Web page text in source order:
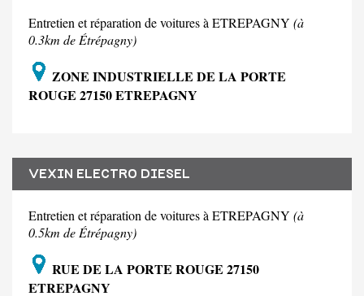
Entretien et réparation de voitures à ETREPAGNY (à
0.3km de Étrépagny)
ZONE INDUSTRIELLE DE LA PORTE
ROUGE 27150 ETREPAGNY
VEXIN ELECTRO DIESEL
Entretien et réparation de voitures à ETREPAGNY (à
0.5km de Étrépagny)
RUE DE LA PORTE ROUGE 27150
ETREPAGNY